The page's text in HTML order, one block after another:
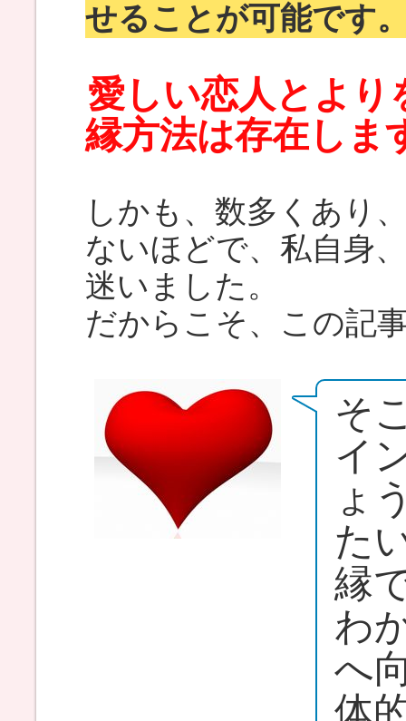
せることが可能です
愛しい恋人とより
縁方法は存在しま
しかも、数多くあり
ないほどで、私自身
迷いました。
だからこそ、この記
そ
イ
ょ
た
縁
わ
へ
体